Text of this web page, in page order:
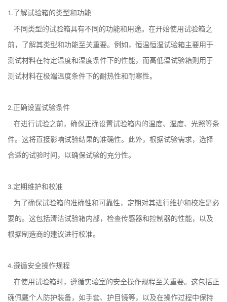
1. 了解试验箱的类型和功能
不同类型的试验箱具有不同的功能和用途。在开始使用试验箱之
前，了解其类型和功能至关重要。例如，恒温恒湿试验箱主要用于
测试材料在特定温度和湿度条件下的性能，而高低温试验箱则用于
测试材料在极端温度条件下的耐热性和耐寒性。
2. 正确设置试验条件
在进行试验之前，确保正确设置试验箱内的温度、湿度、光照等条
件。这将直接影响试验结果的准确性。此外，根据试验需求，选择
合适的试验时间，以确保试验的充分性。
3.定期维护和校准
为了确保试验箱的准确性和可靠性，定期对其进行维护和校准是必
要的。这包括清洁试验箱内部，检查传感器和控制器的性能，以及
根据制造商的建议进行校准。
4.遵循安全操作规程
在使用试验箱时，遵循实验室的安全操作规程至关重要。这包括正
确佩戴个人防护装备，如手套、护目镜等，以及在操作过程中保持